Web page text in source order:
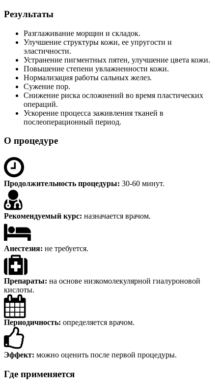
Результаты
Разглаживание морщин и складок.
Улучшение структуры кожи, ее упругости и
эластичности.
Устранение пигментных пятен, улучшение цвета кожи.
Повышение степени увлажненности кожи.
Нормализация работы сальных желез.
Сужение пор.
Снижение риска осложнений во время пластических
операций.
Ускорение процесса заживления тканей в
послеоперационный период.
О процедуре
Продолжительность процедуры: 30-60 минут.
Рекомендуемый курс: назначается врачом.
Анестезия: не требуется.
Препараты: на основе низкомолекулярной гиалуроновой
кислоты.
Периодичность: определяется врачом.
Эффект: можно оценить после первой процедуры.
Где применяется